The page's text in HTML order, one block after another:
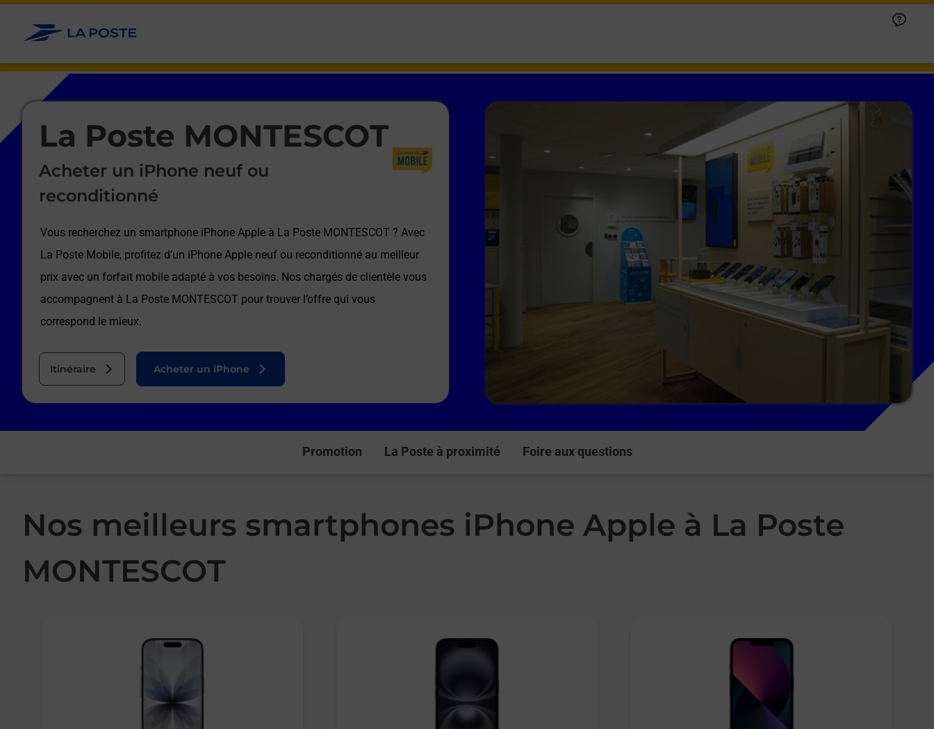
Allez au contenu
La Poste MONTESCOT
Acheter un iPhone neuf ou
reconditionné
Vous recherchez un smartphone iPhone Apple à La Poste MONTESCOT ? Avec
La Poste Mobile, profitez d’un iPhone Apple neuf ou reconditionné au meilleur
prix avec un forfait mobile adapté à vos besoins. Nos chargés de clientèle vous
accompagnent à La Poste MONTESCOT pour trouver l’offre qui vous
correspond le mieux.
Itinéraire
Le lien s'ouvre dans un nouvel onglet
Acheter un iPhone
Promotion La Poste à proximité Foire aux questions
Nos meilleurs smartphones iPhone Apple à La Poste
MONTESCOT
Le lien s'ouvre dans un nouvel onglet
Afficher ou masquer la réponse
Afficher ou masquer la réponse
Afficher ou masquer la réponse
Afficher ou masquer la réponse
Afficher ou masquer la réponse
Afficher ou masquer la réponse